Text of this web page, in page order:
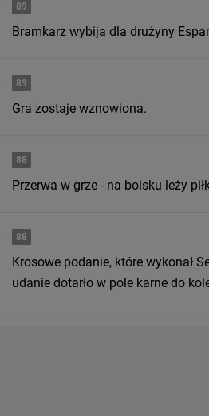
89
Bramkarz wybija dla drużyny
89
Gra zostaje wznowiona.
88
Przerwa w grze - na boisku leży
88
Krosowe podanie, które wykonał
udanie dotarło w pole karne do